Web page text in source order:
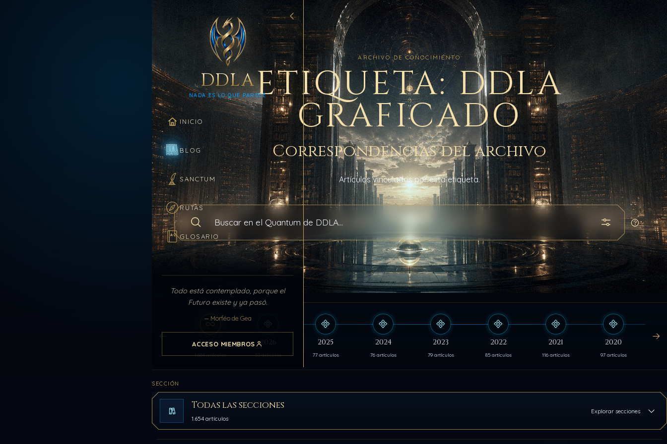
DDLA
NADA ES LO QUE PARECE
INICIO
BLOG
SANCTUM
RUTAS
GLOSARIO
Todo está contemplado, porque el
Futuro existe y ya pasó.
— Morféo de Gea
ACCESO MIEMBROS
ARCHIVO DE CONOCIMIENTO
ETIQUETA: DDLA
GRAFICADO
Correspondencias del archivo
Artículos vinculados por esta etiqueta.
Buscar en el archivo Abrir Cómo
Todos
1.654 artículos
2026
53 artículos
2025
77 artículos
2024
76 artículos
2023
79 artículos
2022
85 artículos
2021
116 artículos
2020
97 artículos
SECCIÓN
Todas las secciones
1.654 artículos
Explorar secciones